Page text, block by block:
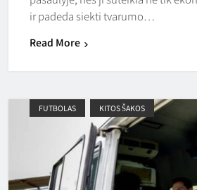
ir padeda siekti tvarumo…
Read More
FUTBOLAS KITOS ŠAKOS